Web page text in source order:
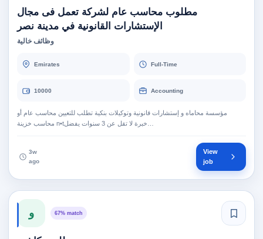
مطلوب محاسب عام لشركة تعمل فى مجال
الإستشارات القانونية في مدينة نصر
وظائف خالية
Emirates Full-Time
10000 Accounting
مؤسسة محاماه و إستشارات قانونية وتوكيلات بنكية تطلب للتعيين محاسب عام أو
3w
ago
View
job
و 67% match